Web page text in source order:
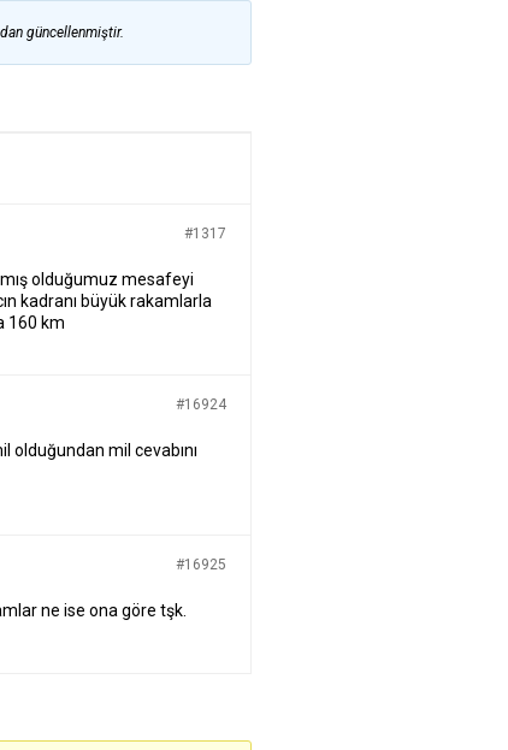
güncellenmiştir.
#1317
olduğumuz mesafeyi
kadranı büyük rakamlarla
160 km
#16924
mil cevabını
#16925
ne ise ona göre tşk.